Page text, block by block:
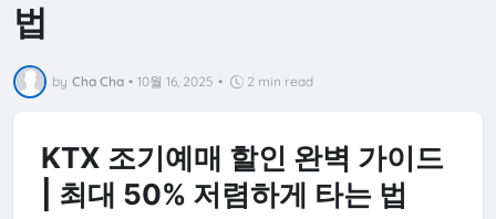
법
by Cha Cha • 10월 16, 2025 • 2 min read
KTX 조기예매 할인 완벽 가이드
| 최대 50% 저렴하게 타는 법